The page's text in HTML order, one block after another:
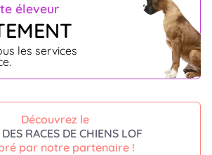
éleveur
les services
Découvrez le
RACES DE CHIENS LOF
par notre partenaire !